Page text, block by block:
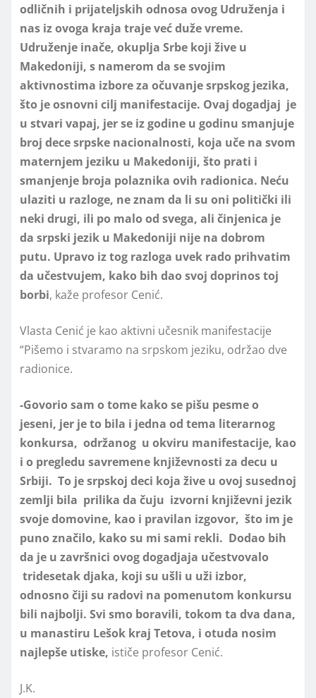
odličnih i prijateljskih odnosa ovog Udruženja i
nas iz ovoga kraja traje već duže vreme.
Udruženje inače, okuplja Srbe koji žive u
Makedoniji, s namerom da se svojim
aktivnostima izbore za očuvanje srpskog jezika,
što je osnovni cilj manifestacije. Ovaj dogadjaj je
u stvari vapaj, jer se iz godine u godinu smanjuje
broj dece srpske nacionalnosti, koja uče na svom
maternjem jeziku u Makedoniji, što prati i
smanjenje broja polaznika ovih radionica. Neću
ulaziti u razloge, ne znam da li su oni politički ili
neki drugi, ili po malo od svega, ali činjenica je
da srpski jezik u Makedoniji nije na dobrom
putu. Upravo iz tog razloga uvek rado prihvatim
da učestvujem, kako bih dao svoj doprinos toj
borbi, kaže profesor Cenić.
Vlasta Cenić je kao aktivni učesnik manifestacije
“Pišemo i stvaramo na srpskom jeziku, održao dve
radionice.
-Govorio sam o tome kako se pišu pesme o
jeseni, jer je to bila i jedna od tema literarnog
konkursa, održanog u okviru manifestacije, kao
i o pregledu savremene književnosti za decu u
Srbiji. To je srpskoj deci koja žive u ovoj susednoj
zemlji bila prilika da čuju izvorni književni jezik
svoje domovine, kao i pravilan izgovor, što im je
puno značilo, kako su mi sami rekli. Dodao bih
da je u završnici ovog dogadjaja učestvovalo
tridesetak djaka, koji su ušli u uži izbor,
odnosno čiji su radovi na pomenutom konkursu
bili najbolji. Svi smo boravili, tokom ta dva dana,
u manastiru Lešok kraj Tetova, i otuda nosim
najlepše utiske, ističe profesor Cenić.
J.K.